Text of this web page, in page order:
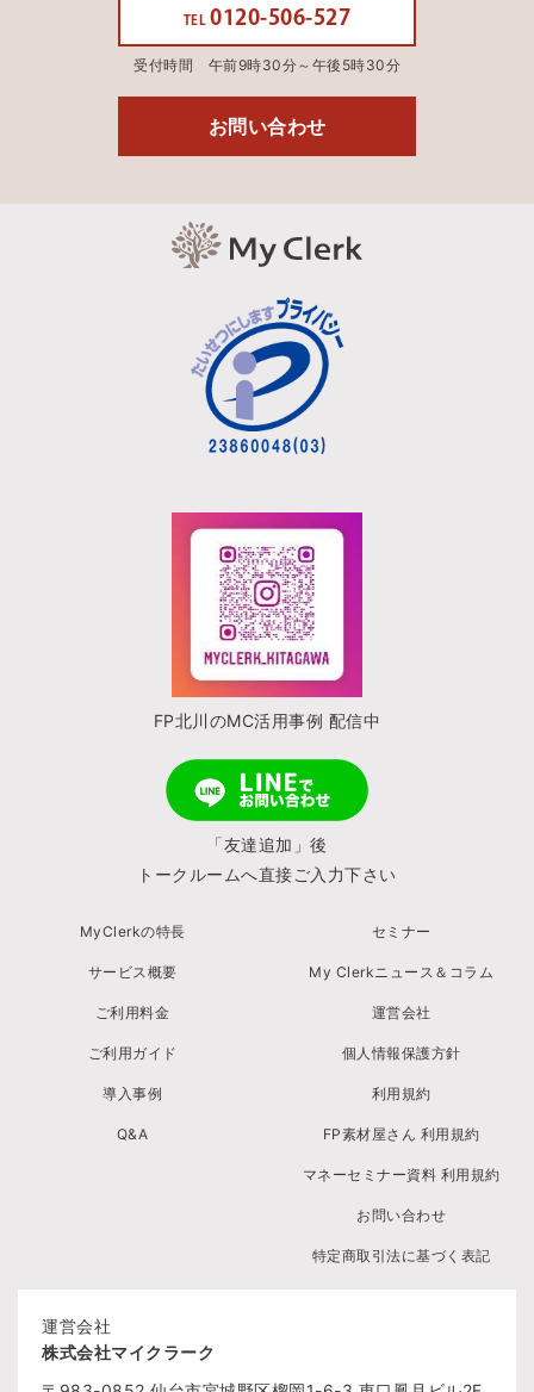
TEL 0120-506-527
受付時間 午前9時30分～午後5時30分
お問い合わせ
FP北川のMC活用事例 配信中
「友達追加」後
トークルームへ直接ご入力下さい
MyClerkの特長
サービス概要
ご利用料金
ご利用ガイド
導入事例
Q&A
セミナー
My Clerkニュース＆コラム
運営会社
個人情報保護方針
利用規約
FP素材屋さん 利用規約
マネーセミナー資料 利用規約
お問い合わせ
特定商取引法に基づく表記
運営会社
株式会社マイクラーク